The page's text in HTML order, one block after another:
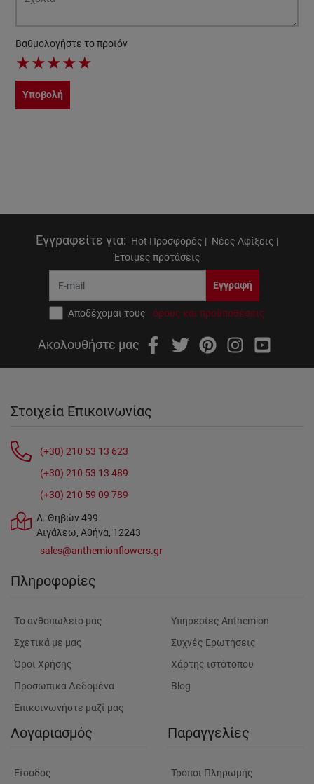
Βαθμολογήστε το προϊόν
★★★★★
Υποβολή
Εγγραφείτε για: Hot Προσφορές | Νέες Αφίξεις |
Έτοιμες προτάσεις
Εγγραφή
Αποδέχομαι τους όρους και προϋποθέσεις
Ακολουθήστε μας
Στοιχεία Επικοινωνίας
(+30) 210 53 13 623
(+30) 210 53 13 489
(+30) 210 59 09 789
Λ. Θηβών 499
Αιγάλεω, Αθήνα, 12243
sales@anthemionflowers.gr
Πληροφορίες
Tο ανθοπωλείο μας
Σχετικά με μας
Όροι Χρήσης
Προσωπικά Δεδομένα
Επικοινωνήστε μαζί μας
Υπηρεσίες Anthemion
Συχνές Ερωτήσεις
Χάρτης ιστότοπου
Blog
Λογαριασμός
Είσοδος
Παραγγελίες
Τρόποι Πληρωμής